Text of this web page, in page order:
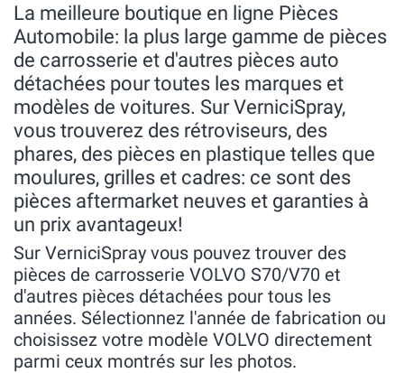
La meilleure boutique en ligne Pièces
Automobile: la plus large gamme de pièces
de carrosserie et d'autres pièces auto
détachées pour toutes les marques et
modèles de voitures. Sur VerniciSpray,
vous trouverez des rétroviseurs, des
phares, des pièces en plastique telles que
moulures, grilles et cadres: ce sont des
pièces aftermarket neuves et garanties à
un prix avantageux!
Sur VerniciSpray vous pouvez trouver des
pièces de carrosserie VOLVO S70/V70 et
d'autres pièces détachées pour tous les
années. Sélectionnez l'année de fabrication ou
choisissez votre modèle VOLVO directement
parmi ceux montrés sur les photos.